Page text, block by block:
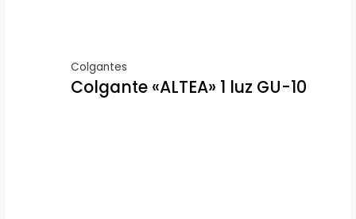
Colgantes
Colgante «ALTEA» 1 luz GU-10